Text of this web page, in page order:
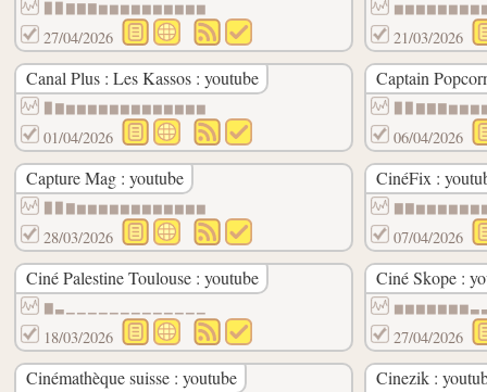
▉▉▇▇▇▆▆▆▆▆▆▆▆▆▆
27/04/2026 21/03/2026
Canal Plus : Les Kassos : youtube
▉▇▆▆▆▆▆▆▆▆▆▆▆▆▆
01/04/2026
Captain
06/04/2026
Capture Mag : youtube
▉▉▇▆▆▆▆▆▆▆▆▆▆▆▆
28/03/2026
CinéFix :
07/04/2026
Ciné Palestine Toulouse : youtube
▇▃▁▁▁▁▁▁▁▁▁▁▁▁▁
18/03/2026
Ciné Skope :
27/04/2026
Cinémathèque suisse : youtube Cinezik :